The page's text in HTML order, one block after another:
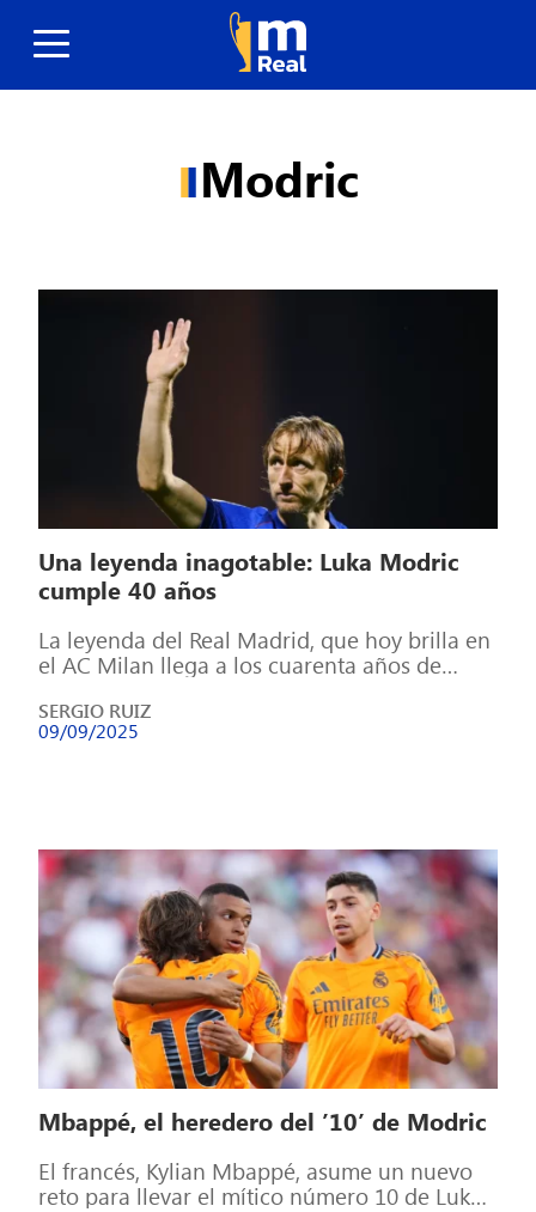
Modric
Una leyenda inagotable: Luka Modric
cumple 40 años
La leyenda del Real Madrid, que hoy brilla en
el AC Milan llega a los cuarenta años de
SERGIO RUIZ
09/09/2025
Mbappé, el heredero del ’10’ de Modric
El francés, Kylian Mbappé, asume un nuevo
reto para llevar el mítico número 10 de Luka